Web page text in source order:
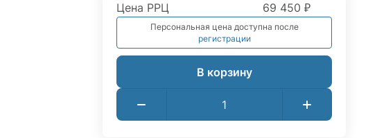
Цена РРЦ 69 450 ₽
Персональная цена доступна после
регистрации
В корзину